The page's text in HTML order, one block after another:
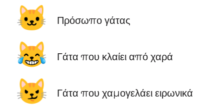
🐱 Πρόσωπο γάτας
😹 Γάτα που κλαίει από χαρά
😼 Γάτα που χαμογελάει ειρωνικά